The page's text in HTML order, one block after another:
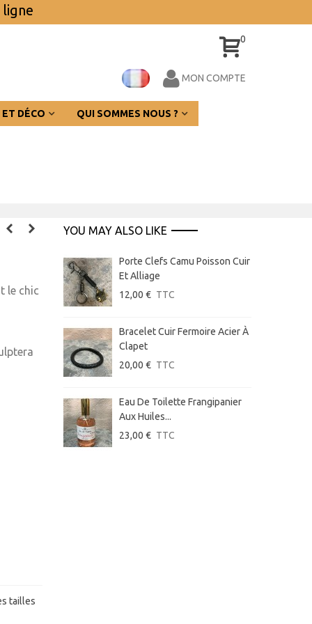
0
MON COMPTE
DÉCO QUI SOMMES NOUS ?
le chic
tailles
YOU MAY ALSO LIKE
Porte Clefs Camu Poisson Cuir
Et Alliage
12,00 € TTC
Bracelet Cuir Fermoire Acier À
Clapet
20,00 € TTC
Eau De Toilette Frangipanier
Aux Huiles...
23,00 € TTC